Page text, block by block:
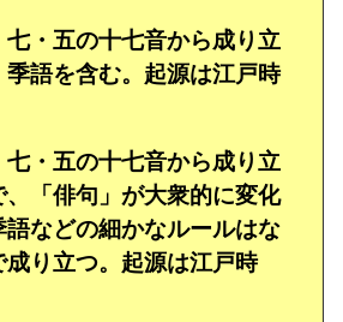
七・五の十七音から成り立
語を含む。起源は江戸時
七・五の十七音から成り立
「俳句」が大衆的に変化
語などの細かなルールはな
成り立つ。起源は江戸時